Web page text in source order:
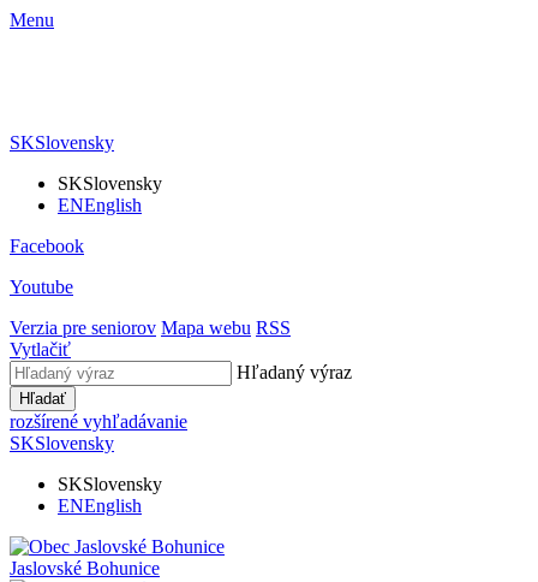
Menu
SKSlovensky
SKSlovensky
ENEnglish
Facebook
Youtube
Verzia pre seniorov Mapa webu RSS
Vytlačiť
Hľadaný výraz
Hľadať
rozšírené vyhľadávanie
SKSlovensky
SKSlovensky
ENEnglish
Jaslovské Bohunice